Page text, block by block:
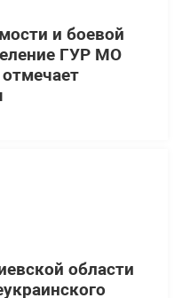
и боевой
ГУР МО
области